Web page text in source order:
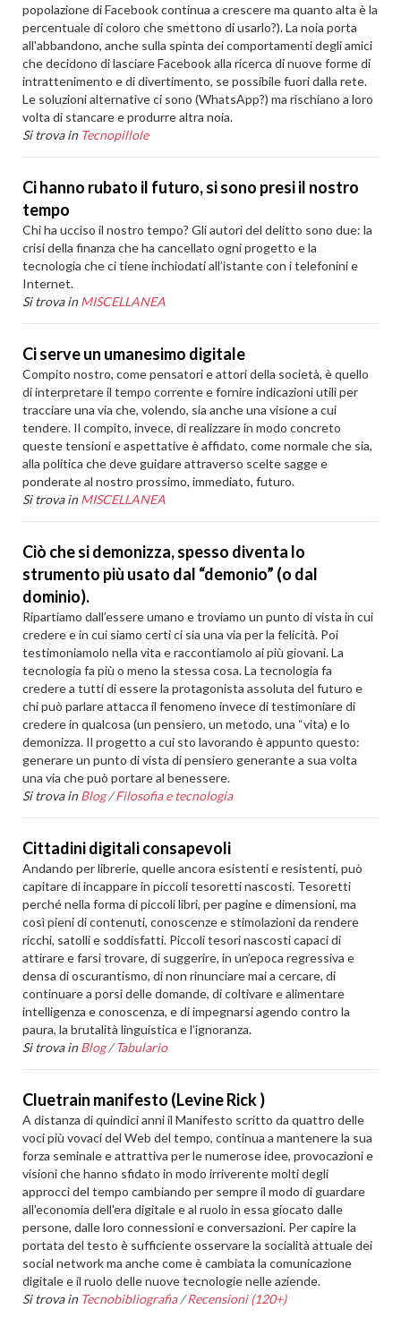
popolazione di Facebook continua a crescere ma quanto alta è la
percentuale di coloro che smettono di usarlo?). La noia porta
all'abbandono, anche sulla spinta dei comportamenti degli amici
che decidono di lasciare Facebook alla ricerca di nuove forme di
intrattenimento e di divertimento, se possibile fuori dalla rete.
Le soluzioni alternative ci sono (WhatsApp?) ma rischiano a loro
volta di stancare e produrre altra noia.
Si trova in Tecnopillole
Ci hanno rubato il futuro, si sono presi il nostro
tempo
Chi ha ucciso il nostro tempo? Gli autori del delitto sono due: la
crisi della finanza che ha cancellato ogni progetto e la
tecnologia che ci tiene inchiodati all’istante con i telefonini e
Internet.
Si trova in MISCELLANEA
Ci serve un umanesimo digitale
Compito nostro, come pensatori e attori della società, è quello
di interpretare il tempo corrente e fornire indicazioni utili per
tracciare una via che, volendo, sia anche una visione a cui
tendere. Il compito, invece, di realizzare in modo concreto
queste tensioni e aspettative è affidato, come normale che sia,
alla politica che deve guidare attraverso scelte sagge e
ponderate al nostro prossimo, immediato, futuro.
Si trova in MISCELLANEA
Ciò che si demonizza, spesso diventa lo
strumento più usato dal “demonio” (o dal
dominio).
Ripartiamo dall’essere umano e troviamo un punto di vista in cui
credere e in cui siamo certi ci sia una via per la felicità. Poi
testimoniamolo nella vita e raccontiamolo ai più giovani. La
tecnologia fa più o meno la stessa cosa. La tecnologia fa
credere a tutti di essere la protagonista assoluta del futuro e
chi può parlare attacca il fenomeno invece di testimoniare di
credere in qualcosa (un pensiero, un metodo, una “vita) e lo
demonizza. Il progetto a cui sto lavorando è appunto questo:
generare un punto di vista di pensiero generante a sua volta
una via che può portare al benessere.
Si trova in Blog /Filosofia e tecnologia
Cittadini digitali consapevoli
Andando per librerie, quelle ancora esistenti e resistenti, può
capitare di incappare in piccoli tesoretti nascosti. Tesoretti
perché nella forma di piccoli libri, per pagine e dimensioni, ma
così pieni di contenuti, conoscenze e stimolazioni da rendere
ricchi, satolli e soddisfatti. Piccoli tesori nascosti capaci di
attirare e farsi trovare, di suggerire, in un’epoca regressiva e
densa di oscurantismo, di non rinunciare mai a cercare, di
continuare a porsi delle domande, di coltivare e alimentare
intelligenza e conoscenza, e di impegnarsi agendo contro la
paura, la brutalità linguistica e l’ignoranza.
Si trova in Blog /Tabulario
Cluetrain manifesto (Levine Rick )
A distanza di quindici anni il Manifesto scritto da quattro delle
voci più vovaci del Web del tempo, continua a mantenere la sua
forza seminale e attrattiva per le numerose idee, provocazioni e
visioni che hanno sfidato in modo irriverente molti degli
approcci del tempo cambiando per sempre il modo di guardare
all'economia dell'era digitale e al ruolo in essa giocato dalle
persone, dalle loro connessioni e conversazioni. Per capire la
portata del testo è sufficiente osservare la socialità attuale dei
social network ma anche come è cambiata la comunicazione
digitale e il ruolo delle nuove tecnologie nelle aziende.
Si trova in Tecnobibliografia /Recensioni (120+)